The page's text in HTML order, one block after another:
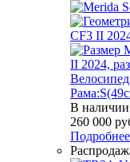
В наличии
260 000
Подробнее